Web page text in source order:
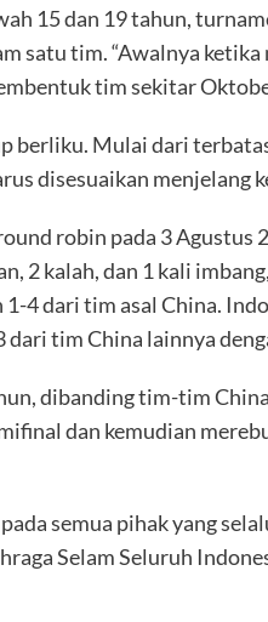
15 dan 19 tahun,
satu tim. “Awalnya
tim sekitar
berliku. Mulai dari
disesuaikan menjelang
robin pada 3
2 kalah, dan 1 kali
4 dari tim asal China.
tim China lainnya
dibanding tim-tim
dan kemudian
semua pihak yang
Selam Seluruh